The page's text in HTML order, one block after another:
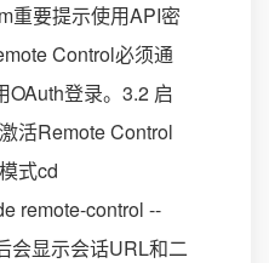
重要提示使用API密
Control必须通
登录。3.2 启
活Remote Control
式cd
remote-control --
会显示会话URL和二